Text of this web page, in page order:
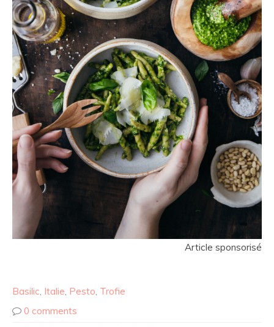
Article sponsorisé
Basilic Italie Pesto Trofie
0 comments